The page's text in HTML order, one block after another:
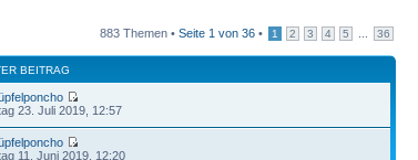
883 Themen • Seite 1 von 36 • 1 2 3 4 5 36
BEITRAG
23. Juli 2019, 12:57
11. Juni 2019, 12:20